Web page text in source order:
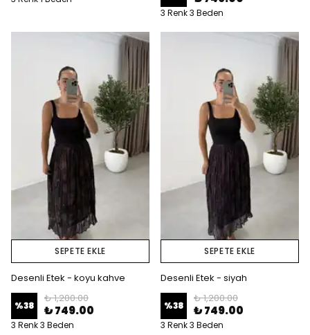
3 Renk 3 Beden
SEPETE EKLE
Desenli Etek - koyu kahve
%38
₺ 1,200.00
₺ 749.00
3 Renk 3 Beden
SEPETE EKLE
Desenli Etek - siyah
%38
₺ 1,200.00
₺ 749.00
3 Renk 3 Beden